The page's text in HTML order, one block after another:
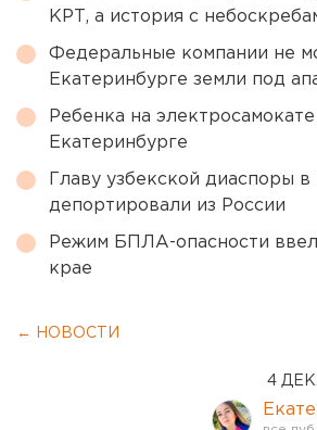
КРТ, а история с
Федеральные компании не
Екатеринбурге земли под
Ребенка на
Екатеринбурге
Главу узбекской диаспоры
депортировали из России
Режим БПЛА-опасности
крае
← НОВОСТИ
4